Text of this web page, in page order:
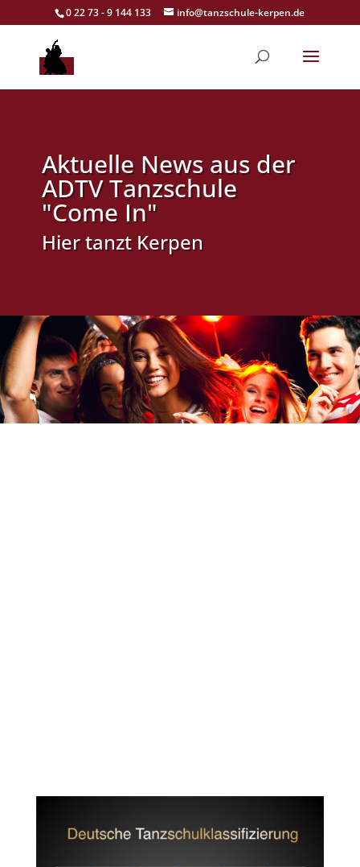
0 22 73 - 9 144 133 info@tanzschule-kerpen.de
Aktuelle News aus der
ADTV Tanzschule
"Come In"
Hier tanzt Kerpen